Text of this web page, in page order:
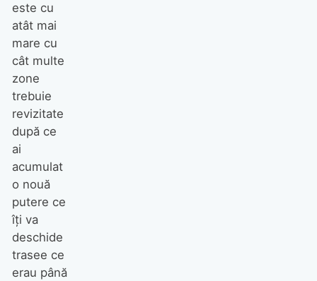
este cu
atât mai
mare cu
cât multe
zone
trebuie
revizitate
după ce
ai
acumulat
o nouă
putere ce
îţi va
deschide
trasee ce
erau până